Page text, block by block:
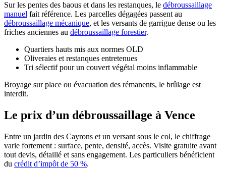
Sur les pentes des baous et dans les restanques, le débroussaillage
manuel fait référence. Les parcelles dégagées passent au
débroussaillage mécanique, et les versants de garrigue dense ou les
friches anciennes au débroussaillage forestier.
Quartiers hauts mis aux normes OLD
Oliveraies et restanques entretenues
Tri sélectif pour un couvert végétal moins inflammable
Broyage sur place ou évacuation des rémanents, le brûlage est
interdit.
Le prix d’un débroussaillage à Vence
Entre un jardin des Cayrons et un versant sous le col, le chiffrage
varie fortement : surface, pente, densité, accès. Visite gratuite avant
tout devis, détaillé et sans engagement. Les particuliers bénéficient
du crédit d’impôt de 50 %.